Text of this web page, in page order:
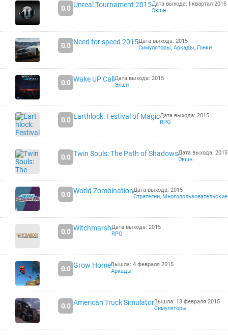
0.0 Unreal Tournament 2015Дата выхода: I квартал 2015
Экшн
0.0 Need for speed 2015Дата выхода: 2015
Симуляторы, Аркады, Гонки
0.0 Wake UP Call Дата выхода: 2015
Экшн
0.0 Earthlock: Festival of MagicДата выхода: 2015
RPG
0.0 Twin Souls: The Path of ShadowsДата выхода: 2015
Экшн
0.0 World ZombinationДата выхода: 2015
Стратегии, Многопользовательские
0.0 WitchmarshДата выхода: 2015
RPG
0.0 Grow HomeВышла: 4 февраля 2015
Аркады
0.0 American Truck SimulatorВышла: 13 февраля 2015
Симуляторы